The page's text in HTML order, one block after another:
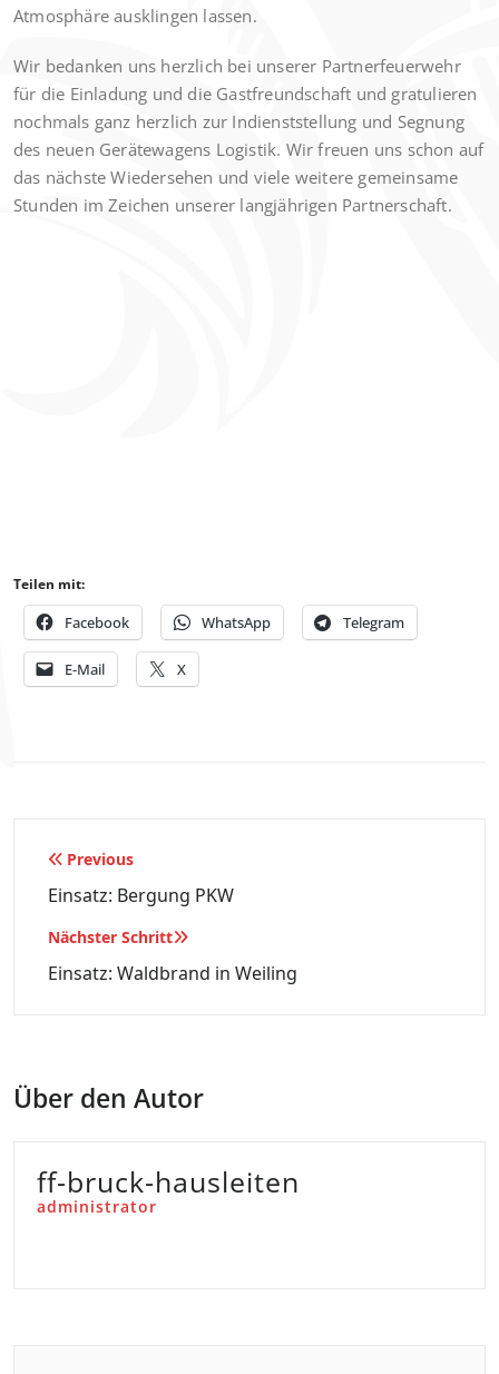
Atmosphäre ausklingen lassen.
Wir bedanken uns herzlich bei unserer Partnerfeuerwehr
für die Einladung und die Gastfreundschaft und gratulieren
nochmals ganz herzlich zur Indienststellung und Segnung
des neuen Gerätewagens Logistik. Wir freuen uns schon auf
das nächste Wiedersehen und viele weitere gemeinsame
Stunden im Zeichen unserer langjährigen Partnerschaft.
Teilen mit:
Facebook WhatsApp Telegram
E-Mail X
Beitragsnavigation
Previous
Einsatz: Bergung PKW
Nächster Schritt
Einsatz: Waldbrand in Weiling
Über den Autor
ff-bruck-hausleiten
administrator